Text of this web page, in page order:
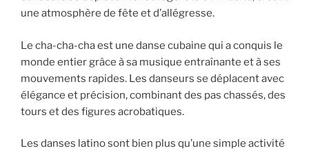
une atmosphère de fête et d’allégresse.
Le cha-cha-cha est une danse cubaine qui a conquis le
monde entier grâce à sa musique entraînante et à ses
mouvements rapides. Les danseurs se déplacent avec
élégance et précision, combinant des pas chassés, des
tours et des figures acrobatiques.
Les danses latino sont bien plus qu’une simple activité